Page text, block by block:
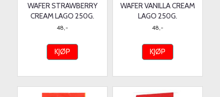
WAFER STRAWBERRY
CREAM LAGO 250G.
48,-
KJØP
WAFER VANILLA CREAM
LAGO 250G.
48,-
KJØP